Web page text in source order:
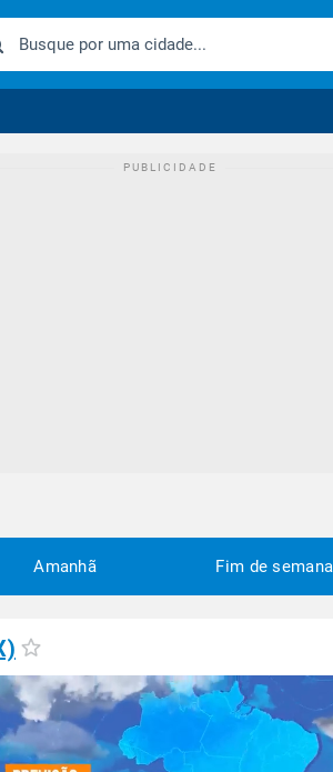
Amanhã Fim de semana